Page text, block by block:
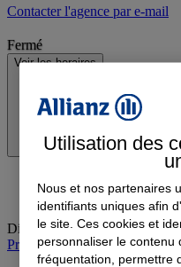
Contacter l'agence par e-mail
Fermé
Voir les horaires
Dimanche: Fermé
Prendre rendez-vous à l'agence
Utilisation des
Nous et nos partenaires
identifiants uniques afin
le site. Ces cookies et
personnaliser le contenu
fréquentation, permettre